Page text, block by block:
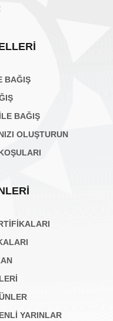
BAĞIŞ
BAĞIŞ
OLUŞTURUN
YARINLAR